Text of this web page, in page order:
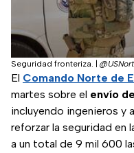
Seguridad fronteriza.
El Comando Norte de
martes sobre el envío
incluyendo ingenieros y
reforzar la seguridad en
a un total de 9 mil 600